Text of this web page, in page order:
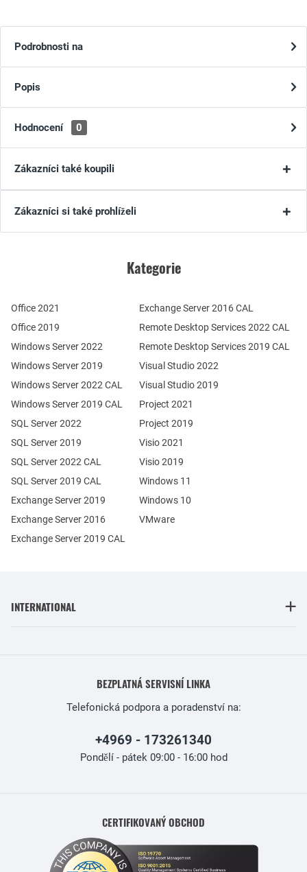
Podrobnosti na
Popis
Hodnocení 0
Zákazníci také koupili
Zákazníci si také prohlíželi
Kategorie
Office 2021
Office 2019
Windows Server 2022
Windows Server 2019
Exchange Server 2019
Exchange Server 2016
SQL Server 2022
SQL Server 2019
Windows Server 2022 CAL
Windows Server 2019 CAL
SQL Server 2022 CAL
SQL Server 2019 CAL
Remote Desktop Services 2022 CAL
Remote Desktop Services 2019 CAL
Exchange Server 2019 CAL
Exchange Server 2016 CAL
Visual Studio 2022
Visual Studio 2019
Project 2021
Project 2019
Visio 2021
Visio 2019
Windows 11
Windows 10
VMware
INTERNATIONAL
BEZPLATNÁ SERVISNÍ LINKA
Telefonická podpora a poradenství na:
+4969 - 173261340
Pondělí - pátek 09:00 - 16:00 hod
CERTIFIKOVANÝ OBCHOD